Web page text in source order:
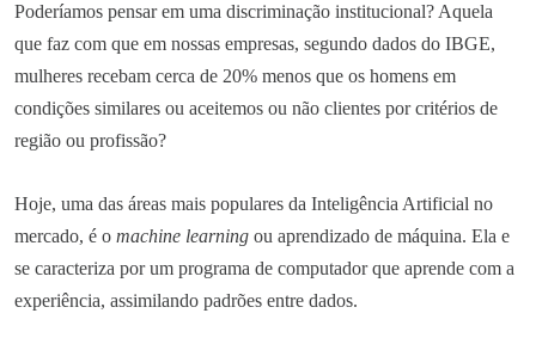
Poderíamos pensar em uma discriminação institucional? Aquela
que faz com que em nossas empresas, segundo dados do IBGE,
mulheres recebam cerca de 20% menos que os homens em
condições similares ou aceitemos ou não clientes por critérios de
região ou profissão?
Hoje, uma das áreas mais populares da Inteligência Artificial no
mercado, é o machine learning ou aprendizado de máquina. Ela e
se caracteriza por um programa de computador que aprende com a
experiência, assimilando padrões entre dados.